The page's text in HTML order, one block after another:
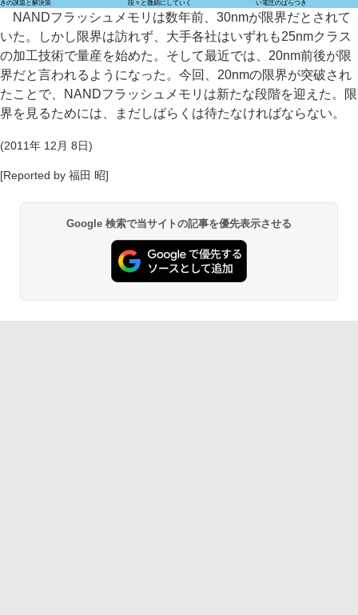
きの課題と解決策 段々と微細にしていく い電圧のばらつき
NANDフラッシュメモリは数年前、30nmが限界だとされて
いた。しかし限界は訪れず、大手各社はいずれも25nmクラス
の加工技術で量産を始めた。そして最近では、20nm前後が限
界だと言われるようになった。今回、20nmの限界が突破され
たことで、NANDフラッシュメモリは新たな段階を迎えた。限
界を見るためには、まだしばらくは待たなければならない。
(2011年 12月 8日)
[Reported by 福田 昭]
Google 検索で当サイトの記事を優先表示させる